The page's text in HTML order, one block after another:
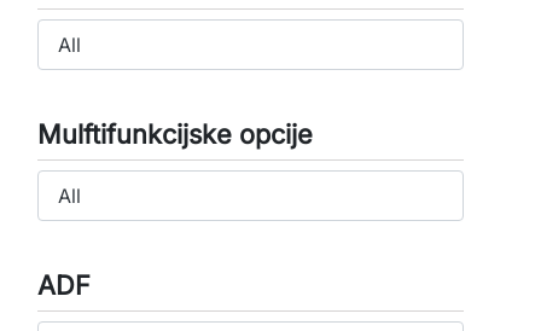
Mulftifunkcijske opcije
ADF